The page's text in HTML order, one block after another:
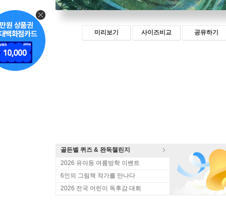
미리보기 사이즈비교 공유하기
골든벨 퀴즈 & 완독챌린지
2026 유아동 여름방학 이벤트
6인의 그림책 작가를 만나다
2026 전국 어린이 독후감 대회